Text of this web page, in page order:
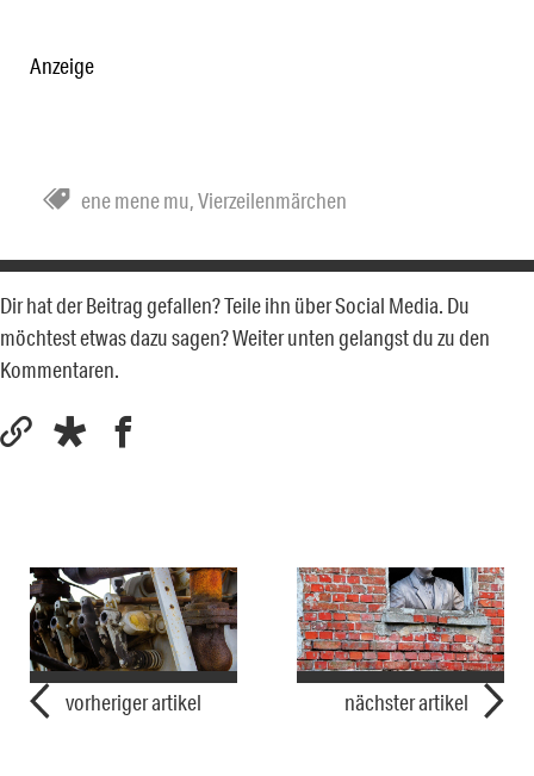
Anzeige
ene mene mu,Vierzeilenmärchen
Dir hat der Beitrag gefallen? Teile ihn über Social Media. Du
möchtest etwas dazu sagen? Weiter unten gelangst du zu den
Kommentaren.
vorheriger artikel nächster artikel